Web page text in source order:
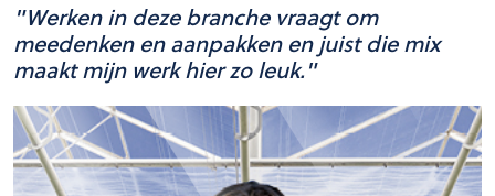
"Werken in deze branche vraagt om
meedenken en aanpakken en juist die mix
maakt mijn werk hier zo leuk."